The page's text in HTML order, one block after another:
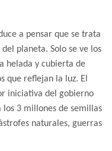
a pensar que se trata
planeta. Solo se ve los
helada y cubierta de
que reflejan la luz. El
iniciativa del gobierno
3 millones de semillas
naturales, guerras